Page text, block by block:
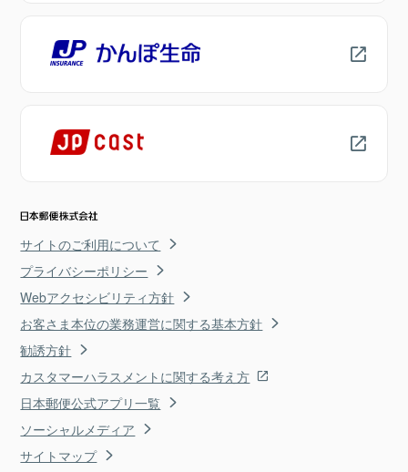
サイトのご利用について
プライバシーポリシー
Webアクセシビリティ方針
お客さま本位の業務運営に関する基本方針
勧誘方針
カスタマーハラスメントに関する考え方
日本郵便公式アプリ一覧
ソーシャルメディア
サイトマップ